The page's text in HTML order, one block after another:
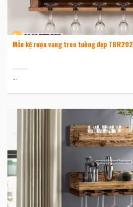
Mẫu kệ rượu vang treo tường đẹp TBR202
...